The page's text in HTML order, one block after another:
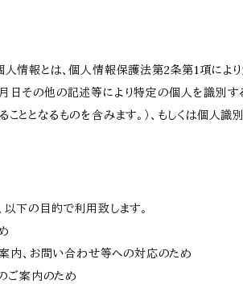
人情報とは、個人情報保護法第2条第1項によ
日その他の記述等により特定の個人を識別す
ととなるものを含みます。）、もしくは個人
下の目的で利用致します。
案内、お問い合わせ等への対応のため
ご案内のため